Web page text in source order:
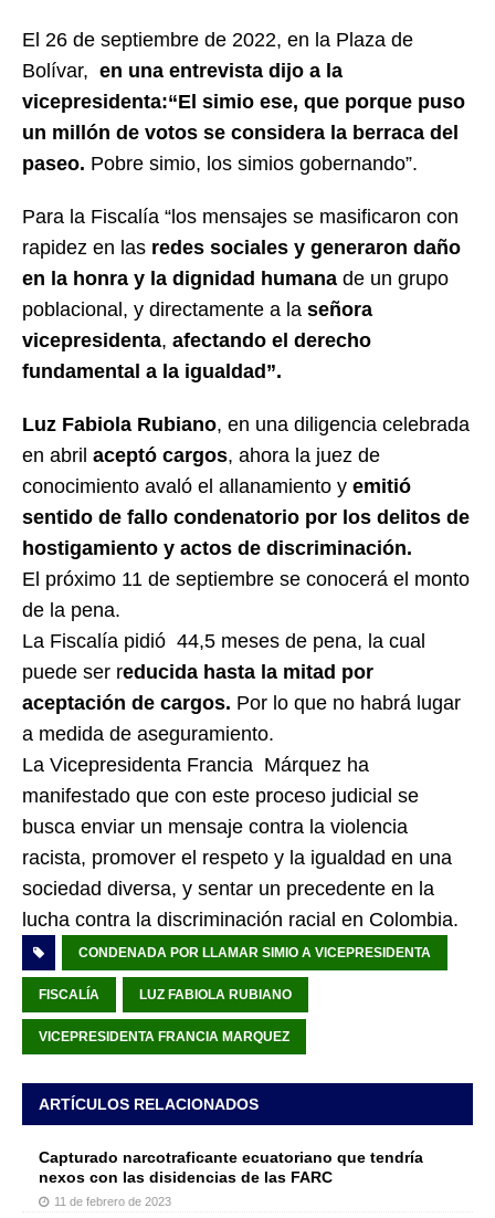
El 26 de septiembre de 2022, en la Plaza de
Bolívar, en una entrevista dijo a la
vicepresidenta:“El simio ese, que porque puso
un millón de votos se considera la berraca del
paseo. Pobre simio, los simios gobernando”.
Para la Fiscalía “los mensajes se masificaron con
rapidez en las redes sociales y generaron daño
en la honra y la dignidad humana de un grupo
poblacional, y directamente a la señora
vicepresidenta, afectando el derecho
fundamental a la igualdad”.
Luz Fabiola Rubiano, en una diligencia celebrada
en abril aceptó cargos, ahora la juez de
conocimiento avaló el allanamiento y emitió
sentido de fallo condenatorio por los delitos de
hostigamiento y actos de discriminación.
El próximo 11 de septiembre se conocerá el monto
de la pena.
La Fiscalía pidió 44,5 meses de pena, la cual
puede ser reducida hasta la mitad por
aceptación de cargos. Por lo que no habrá lugar
a medida de aseguramiento.
La Vicepresidenta Francia Márquez ha
manifestado que con este proceso judicial se
busca enviar un mensaje contra la violencia
racista, promover el respeto y la igualdad en una
sociedad diversa, y sentar un precedente en la
lucha contra la discriminación racial en Colombia.
CONDENADA POR LLAMAR SIMIO A VICEPRESIDENTA
FISCALÍA LUZ FABIOLA RUBIANO
VICEPRESIDENTA FRANCIA MARQUEZ
ARTÍCULOS RELACIONADOS
Capturado narcotraficante ecuatoriano que tendría
nexos con las disidencias de las FARC
11 de febrero de 2023